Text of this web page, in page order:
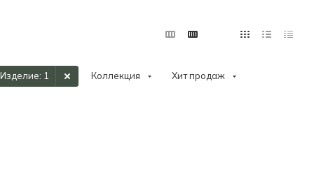
Изделие: 1 Коллекция Хит продаж